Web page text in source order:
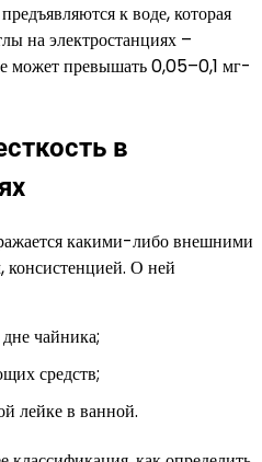
к воде, которая
на электростанциях –
может превышать 0,05–0,1 мг-
в
какими-либо внешними
консистенцией. О ней
чайника;
средств;
лейке в ванной.